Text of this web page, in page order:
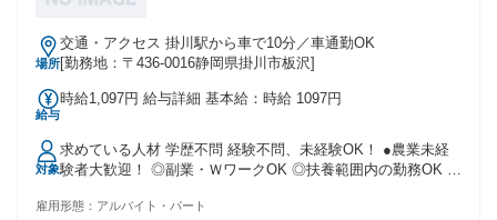
場所
交通・アクセス 掛川駅から車で10分／車通勤OK
[勤務地：〒436-0016静岡県掛川市板沢]
給与
時給1,097円 給与詳細 基本給：時給 1097円
対象
求めている人材 学歴不問 経験不問、未経験OK！ ●農業未経
験者大歓迎！ ◎副業・ＷワークOK ◎扶養範囲内の勤務OK ◎
／ ✨家事の合間に無理なく働きたい ✨家庭と両立しながら働
雇用形態： アルバイト・パート